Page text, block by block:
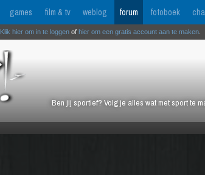
games film & tv weblog forum fotoboek
Ben jij sportief? Volg je alles wat met sport te
Klik hier om in te loggen of hier om een gratis account aan te maken